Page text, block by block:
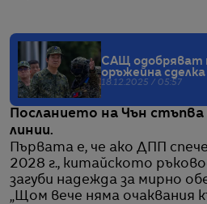
САЩ одобряват
оръжейна сделка
18.12.2025 / 05:57
Посланието на Чън
линии.
Първата е, че ако ДПП
2028 г., китайското
загуби надежда за мирно
„Щом вече няма очаквания